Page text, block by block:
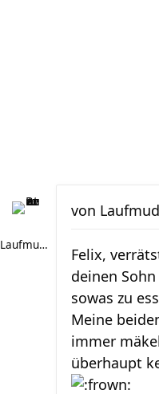
Laufmuddi
von
Felix,
deinen
sowas zu
Meine
immer
überhaupt